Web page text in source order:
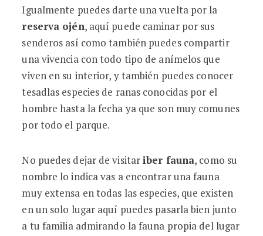
Igualmente puedes darte una vuelta por la
reserva ojén, aquí puede caminar por sus
senderos así como también puedes compartir
una vivencia con todo tipo de anímelos que
viven en su interior, y también puedes conocer
tesadlas especies de ranas conocidas por el
hombre hasta la fecha ya que son muy comunes
por todo el parque.
No puedes dejar de visitariber fauna, como su
nombre lo indica vas a encontrar una fauna
muy extensa en todas las especies, que existen
en un solo lugar aquí puedes pasarla bien junto
a tu familia admirando la fauna propia del lugar